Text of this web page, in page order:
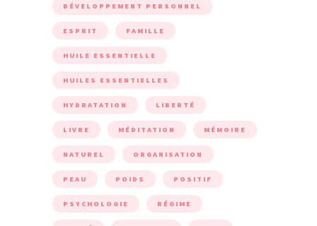
DÉVELOPPEMENT PERSONNEL
ESPRIT FAMILLE
HUILE ESSENTIELLE
HUILES ESSENTIELLES
HYDRATATION LIBERTÉ
LIVRE MÉDITATION MÉMOIRE
NATUREL ORGANISATION
PEAU POIDS POSITIF
PSYCHOLOGIE RÉGIME